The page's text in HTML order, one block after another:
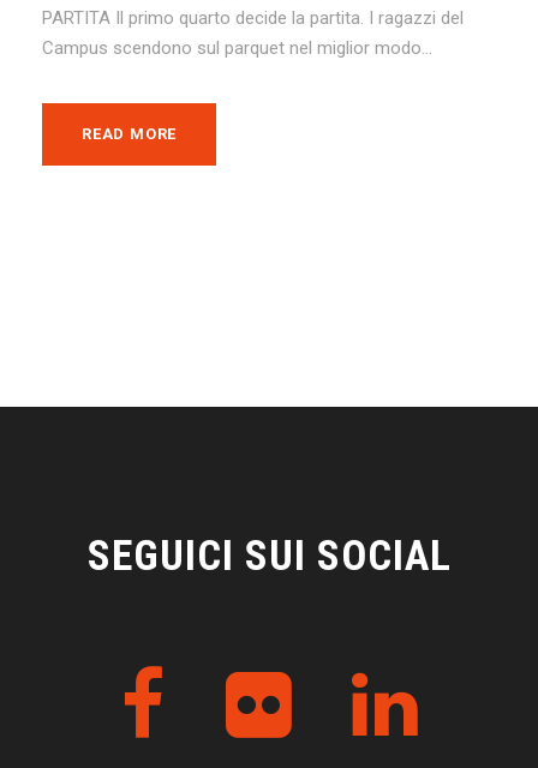
PARTITA Il primo quarto decide la partita. I ragazzi del
Campus scendono sul parquet nel miglior modo...
READ MORE
SEGUICI SUI SOCIAL